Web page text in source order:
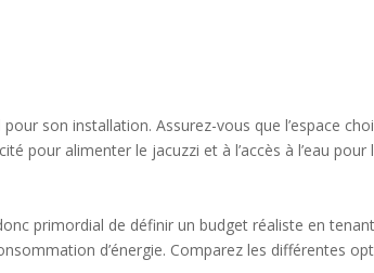
son installation. Assurez-vous que l’espace
pour alimenter le jacuzzi et à l’accès à l’eau
primordial de définir un budget réaliste en
d’énergie. Comparez les différentes